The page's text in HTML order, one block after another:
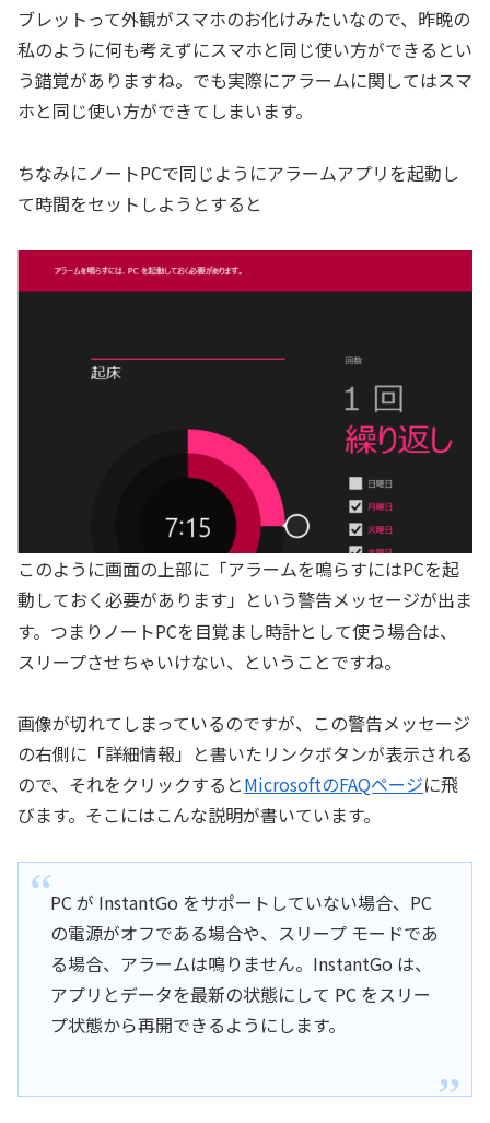
ブレットって外観がスマホのお化けみたいなので、昨晩の
私のように何も考えずにスマホと同じ使い方ができるとい
う錯覚がありますね。でも実際にアラームに関してはスマ
ホと同じ使い方ができてしまいます。
ちなみにノートPCで同じようにアラームアプリを起動し
て時間をセットしようとすると
このように画面の上部に「アラームを鳴らすにはPCを起
動しておく必要があります」という警告メッセージが出ま
す。つまりノートPCを目覚まし時計として使う場合は、
スリープさせちゃいけない、ということですね。
画像が切れてしまっているのですが、この警告メッセージ
の右側に「詳細情報」と書いたリンクボタンが表示される
ので、それをクリックするとMicrosoftのFAQページに飛
びます。そこにはこんな説明が書いています。
PC が InstantGo をサポートしていない場合、PC
の電源がオフである場合や、スリープ モードであ
る場合、アラームは鳴りません。InstantGo は、
アプリとデータを最新の状態にして PC をスリー
プ状態から再開できるようにします。